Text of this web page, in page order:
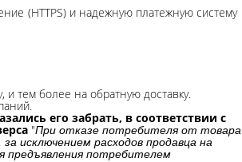
(HTTPS) и надежную платежную систему
тем более на обратную доставку.
его забрать, в соответствии с
"При отказе потребителя от товара
исключением расходов продавца на
предъявления потребителем